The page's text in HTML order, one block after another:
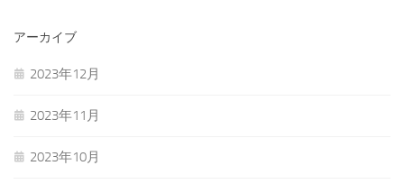
アーカイブ
2023年12月
2023年11月
2023年10月